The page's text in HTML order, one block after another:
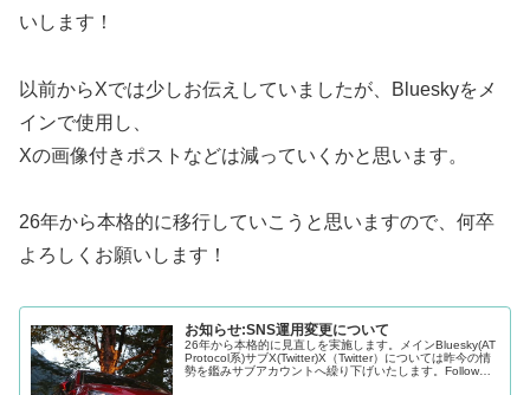
いします！
以前からXでは少しお伝えしていましたが、Blueskyをメ
インで使用し、
Xの画像付きポストなどは減っていくかと思います。
26年から本格的に移行していこうと思いますので、何卒
よろしくお願いします！
お知らせ:SNS運用変更について
26年から本格的に見直しを実施します。メインBluesky(AT
Protocol系)サブX(Twitter)X（Twitter）については昨今の情
勢を鑑みサブアカウントへ繰り下げいたします。Follow